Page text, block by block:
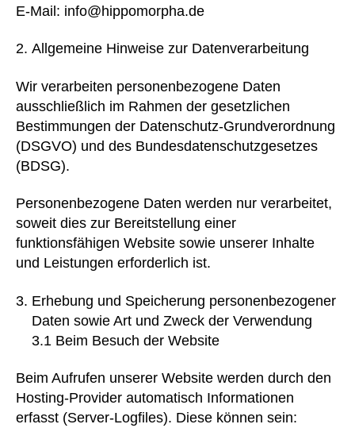
E-Mail: info@hippomorpha.de
Allgemeine Hinweise zur Datenverarbeitung
Wir verarbeiten personenbezogene Daten
ausschließlich im Rahmen der gesetzlichen
Bestimmungen der Datenschutz-Grundverordnung
(DSGVO) und des Bundesdatenschutzgesetzes
(BDSG).
Personenbezogene Daten werden nur verarbeitet,
soweit dies zur Bereitstellung einer
funktionsfähigen Website sowie unserer Inhalte
und Leistungen erforderlich ist.
Erhebung und Speicherung personenbezogener
Daten sowie Art und Zweck der Verwendung
3.1 Beim Besuch der Website
Beim Aufrufen unserer Website werden durch den
Hosting-Provider automatisch Informationen
erfasst (Server-Logfiles). Diese können sein: